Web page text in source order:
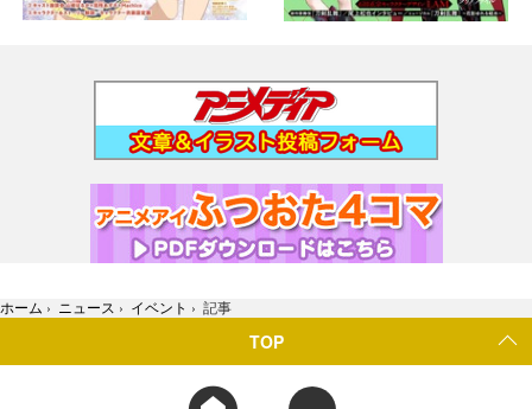
ホーム › ニュース › イベント › 記事
TOP